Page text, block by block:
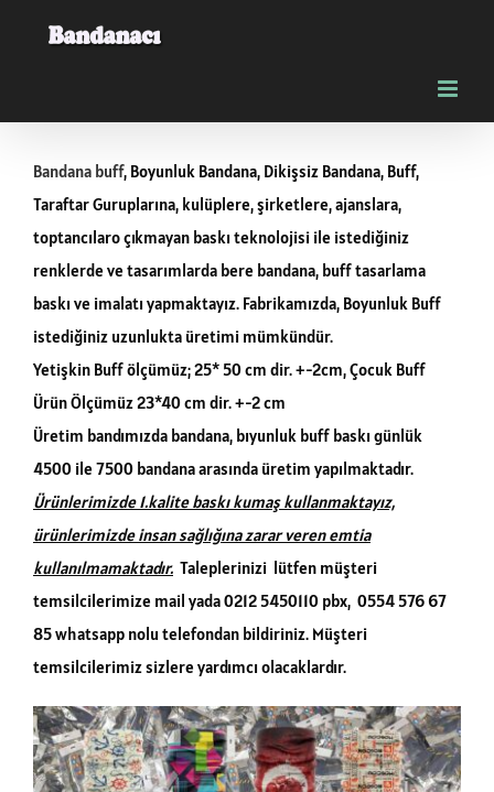
Bandana buff, Boyunluk Bandana, Dikişsiz Bandana, Buff,
Taraftar Guruplarına, kulüplere, şirketlere, ajanslara,
toptancılaro çıkmayan baskı teknolojisi ile istediğiniz
renklerde ve tasarımlarda bere bandana, buff tasarlama
baskı ve imalatı yapmaktayız. Fabrikamızda, Boyunluk Buff
istediğiniz uzunlukta üretimi mümkündür.
Yetişkin Buff ölçümüz; 25* 50 cm dir. +-2cm, Çocuk Buff
Ürün Ölçümüz 23*40 cm dir. +-2 cm
Üretim bandımızda bandana, bıyunluk buff baskı günlük
4500 ile 7500 bandana arasında üretim yapılmaktadır.
Ürünlerimizde 1.kalite baskı kumaş kullanmaktayız,
ürünlerimizde insan sağlığına zarar veren emtia
kullanılmamaktadır. Taleplerinizi lütfen müşteri
temsilcilerimize mail yada 0212 5450110 pbx, 0554 576 67
85 whatsapp nolu telefondan bildiriniz. Müşteri
temsilcilerimiz sizlere yardımcı olacaklardır.